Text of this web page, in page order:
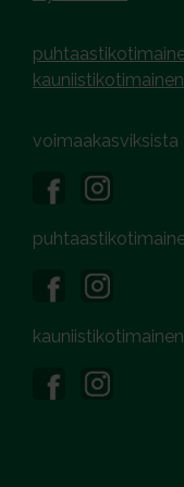
voimaakasviksista
kauniistikotimainen